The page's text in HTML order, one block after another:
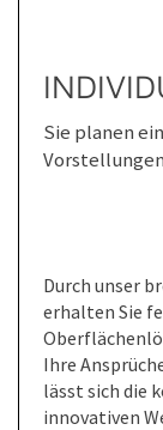
Sie planen
Durch unser
erhalten Sie
Ihre
lässt sich die
innovativen